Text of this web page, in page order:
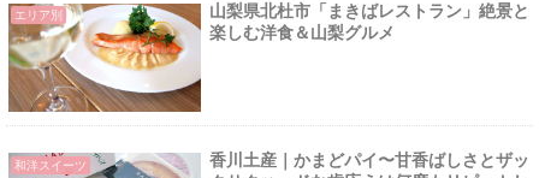
エリア別
山梨県北杜市「まきばレストラン」絶景と
楽しむ洋食＆山梨グルメ
和洋スイーツ
香川土産｜かまどパイ〜甘香ばしさとザッ